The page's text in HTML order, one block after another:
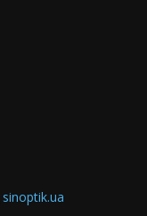
sinoptik.ua